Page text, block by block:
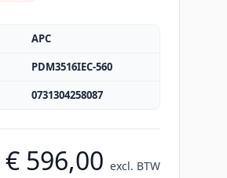
APC
PDM3516IEC-560
0731304258087
€ 596,00 excl. BTW